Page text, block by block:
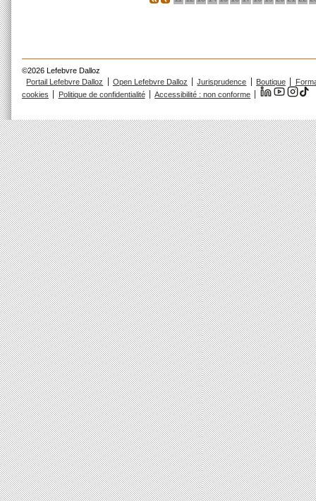
©2026 Lefebvre Dalloz
Portail Lefebvre Dalloz
Open Lefebvre Dalloz Jurisprudence Boutique
cookies
Politique de confidentialité Accessibilité : non conforme